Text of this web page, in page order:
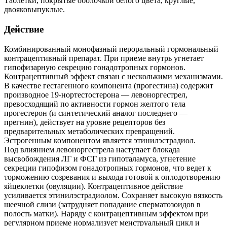
двояковыпуклые.
Действие
Комбинированный монофазный пероральный гормональный
контрацептивный препарат. При приеме внутрь угнетает
гипофизарную секрецию гонадотропных гормонов.
Контрацептивный эффект связан с несколькими механизмами.
В качестве гестагенного компонента (прогестина) содержит
производное 19-нортестостерона — левоноргестрел,
превосходящий по активности гормон желтого тела
прогестерон (и синтетический аналог последнего —
прегнин), действует на уровне рецепторов без
предварительных метаболических превращений.
Эстрогенным компонентом является этинилэстрадиол.
Под влиянием левоноргестрела наступает блокада
высвобождения ЛГ и ФСГ из гипоталамуса, угнетение
секреции гипофизом гонадотропных гормонов, что ведет к
торможению созревания и выхода готовой к оплодотворению
яйцеклетки (овуляции). Контрацептивное действие
усиливается этинилэстрадиолом. Сохраняет высокую вязкость
шеечной слизи (затрудняет попадание сперматозоидов в
полость матки). Наряду с контрацептивным эффектом при
регулярном приеме нормализует менструальный цикл и